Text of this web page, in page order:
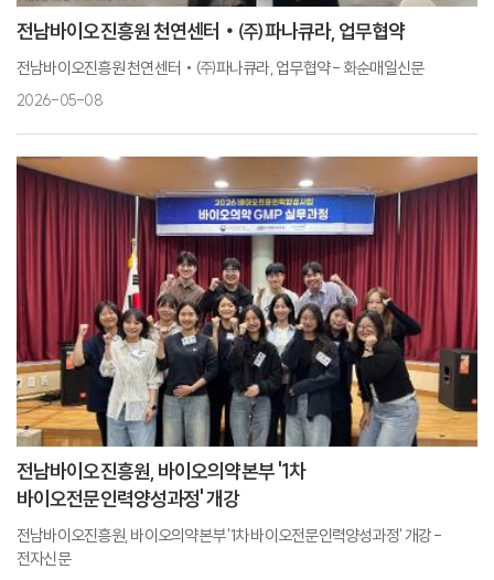
전남바이오진흥원 천연센터‧㈜파나큐라, 업무협약
전남바이오진흥원 천연센터‧㈜파나큐라, 업무협약 - 화순매일신문
2026-05-08
전남바이오진흥원, 바이오의약본부 '1차
바이오전문인력양성과정' 개강
전남바이오진흥원, 바이오의약본부 '1차 바이오전문인력양성과정' 개강 -
전자신문